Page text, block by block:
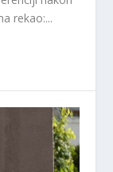
rekao:...